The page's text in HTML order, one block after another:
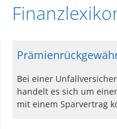
Bei einer
handelt es sich um
mit einem Sparvertrag